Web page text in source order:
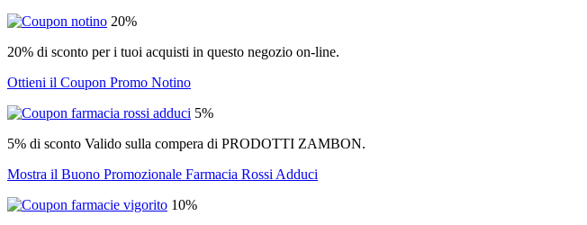
20%
20% di sconto per i tuoi acquisti in questo negozio on-line.
Ottieni il Coupon Promo Notino
5%
5% di sconto Valido sulla compera di PRODOTTI ZAMBON.
Mostra il Buono Promozionale Farmacia Rossi Adduci
10%